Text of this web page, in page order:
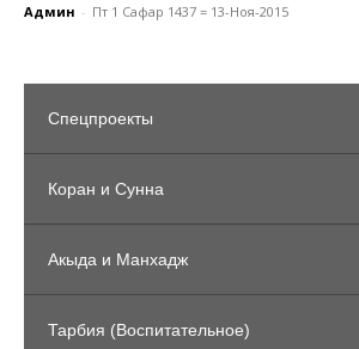
Админ - Пт 1 Сафар 1437 = 13-Ноя-2015
Спецпроекты
Коран и Сунна
Акыда и Манхадж
Тарбия (Воспитательное)